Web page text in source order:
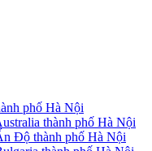
phố Hà Nội
thành phố Hà Nội
Độ thành phố Hà Nội